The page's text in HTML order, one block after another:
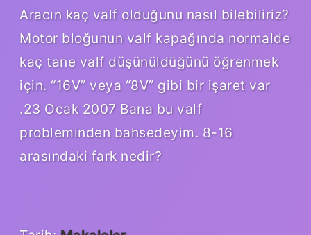
Aracın kaç valf olduğunu nasıl bilebiliriz?
Motor bloğunun valf kapağında normalde
kaç tane valf düşünüldüğünü öğrenmek
için. “16V” veya “8V” gibi bir işaret var
.23 Ocak 2007 Bana bu valf
probleminden bahsedeyim. 8-16
arasındaki fark nedir?